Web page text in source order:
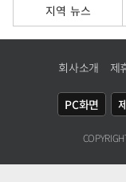
지역 뉴스
회사소개 제
PC화면